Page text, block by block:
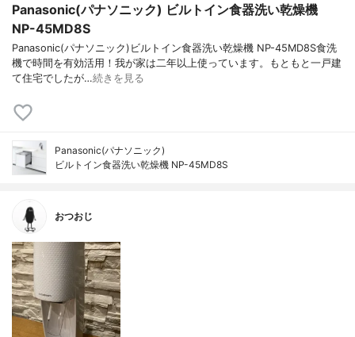
Panasonic(パナソニック) ビルトイン食器洗い乾燥機
NP-45MD8S
Panasonic(パナソニック)ビルトイン食器洗い乾燥機 NP-45MD8S食洗
機で時間を有効活用！我が家は二年以上使っています。もともと一戸建
て住宅でしたが…続きを見る
Panasonic(パナソニック)
ビルトイン食器洗い乾燥機 NP-45MD8S
おつおじ